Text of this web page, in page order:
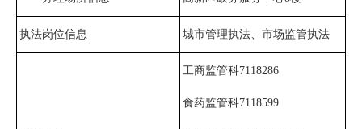
执法岗位信息 城市管理执法、市场监管执法
工商监管科7118286
食药监管科7118599